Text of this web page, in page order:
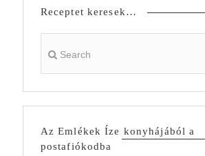
Receptet keresek…
Az Emlékek Íze konyhájából a
postafiókodba